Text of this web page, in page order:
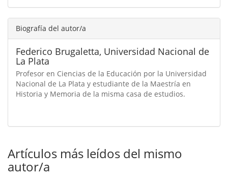
Biografía del autor/a
Federico Brugaletta, Universidad Nacional de
La Plata
Profesor en Ciencias de la Educación por la Universidad
Nacional de La Plata y estudiante de la Maestría en
Historia y Memoria de la misma casa de estudios.
Artículos más leídos del mismo
autor/a